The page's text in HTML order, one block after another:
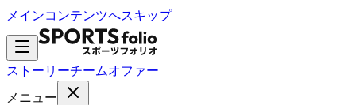
メインコンテンツへスキップ
ストーリーチームオファー
メニュー